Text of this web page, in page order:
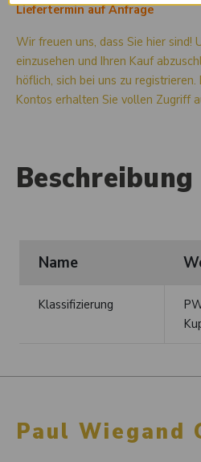
Liefertermin auf Anfrage
Wir freuen uns, dass Sie hier sind!
einzusehen und Ihren Kauf
höflich, sich bei uns zu
Kontos erhalten Sie vollen Zugriff
Beschreibung
Name
Klassifizierung
Paul Wiegand